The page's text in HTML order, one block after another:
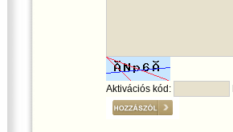
Aktivációs kód: